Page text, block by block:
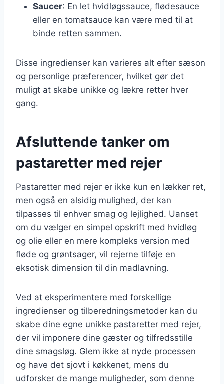
Saucer: En let hvidløgssauce, flødesauce
eller en tomatsauce kan være med til at
binde retten sammen.
Disse ingredienser kan varieres alt efter sæson
og personlige præferencer, hvilket gør det
muligt at skabe unikke og lækre retter hver
gang.
Afsluttende tanker om
pastaretter med rejer
Pastaretter med rejer er ikke kun en lækker ret,
men også en alsidig mulighed, der kan
tilpasses til enhver smag og lejlighed. Uanset
om du vælger en simpel opskrift med hvidløg
og olie eller en mere kompleks version med
fløde og grøntsager, vil rejerne tilføje en
eksotisk dimension til din madlavning.
Ved at eksperimentere med forskellige
ingredienser og tilberedningsmetoder kan du
skabe dine egne unikke pastaretter med rejer,
der vil imponere dine gæster og tilfredsstille
dine smagsløg. Glem ikke at nyde processen
og have det sjovt i køkkenet, mens du
udforsker de mange muligheder, som denne